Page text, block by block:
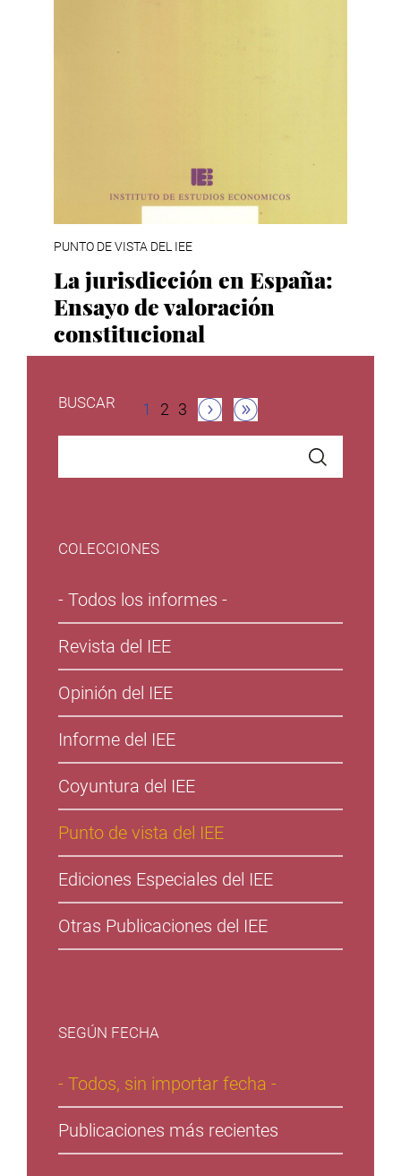
BUSCAR
COLECCIONES
- Todos los informes -
Revista del IEE
Opinión del IEE
Informe del IEE
Coyuntura del IEE
Punto de vista del IEE
Ediciones Especiales del IEE
Otras Publicaciones del IEE
SEGÚN FECHA
- Todos, sin importar fecha -
Publicaciones más recientes
PUNTO DE VISTA DEL IEE
La jurisdicción en España:
Ensayo de valoración
constitucional
Paginación
Página
1 Página
2 Página
3